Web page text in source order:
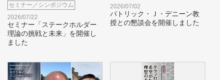
セミナー／シンポジウム
2026/07/22
セミナー「ステークホルダー
理論の挑戦と未来」を開催し
ました
2026/07/02
パトリック・Ｊ・デニーン教
授との懇談会を開催しました